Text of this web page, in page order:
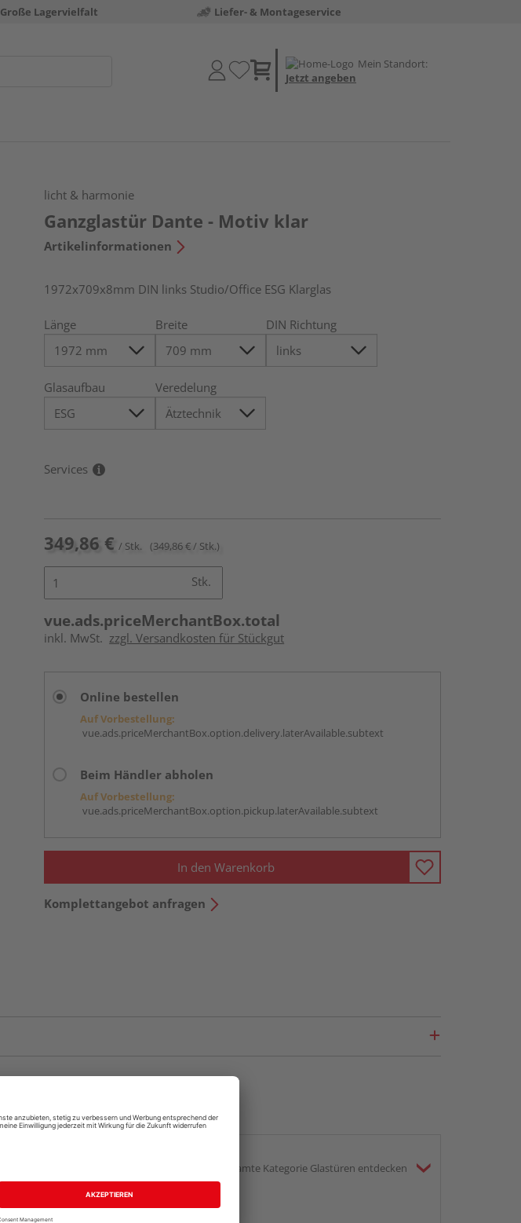
Große Lagervielfalt Liefer- & Montageservice
Mein Standort:
Jetzt angeben
licht & harmonie
Ganzglastür Dante - Motiv klar
Artikelinformationen
1972x709x8mm DIN links Studio/Office ESG Klarglas
Länge Breite DIN Richtung
Glasaufbau Veredelung
Services
349,86 € / Stk. (349,86 € / Stk.)
Stk.
vue.ads.priceMerchantBox.total
inkl. MwSt. zzgl. Versandkosten für Stückgut
Online bestellen
Auf Vorbestellung:
vue.ads.priceMerchantBox.option.delivery.laterAvailable.subtext
Beim Händler abholen
Auf Vorbestellung:
vue.ads.priceMerchantBox.option.pickup.laterAvailable.subtext
In den Warenkorb
Komplettangebot anfragen
gesamte Kategorie Glastüren entdecken